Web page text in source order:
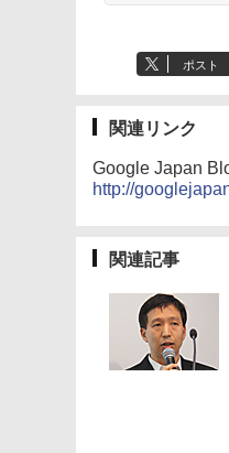
ポスト
関連リンク
Google Japan
http://
関連記事